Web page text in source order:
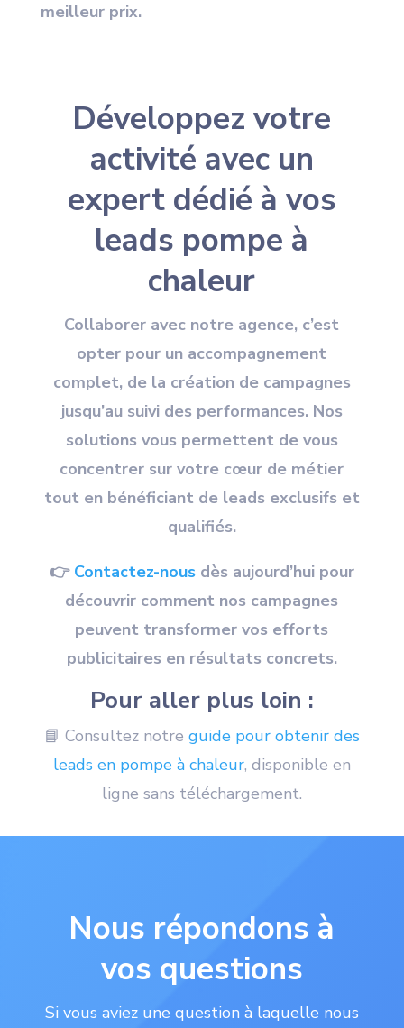
meilleur prix.
Développez votre
activité avec un
expert dédié à vos
leads pompe à
chaleur
Collaborer avec notre agence, c’est
opter pour un accompagnement
complet, de la création de campagnes
jusqu’au suivi des performances. Nos
solutions vous permettent de vous
concentrer sur votre cœur de métier
tout en bénéficiant de leads exclusifs et
qualifiés.
👉 Contactez-nousdès aujourd’hui pour
découvrir comment nos campagnes
peuvent transformer vos efforts
publicitaires en résultats concrets.
Pour aller plus loin :
📘 Consultez notre guidepourobtenirdes
leads enpompeàchaleur, disponible en
ligne sans téléchargement.
Nous répondons à
vos questions
Si vous aviez une question à laquelle nous